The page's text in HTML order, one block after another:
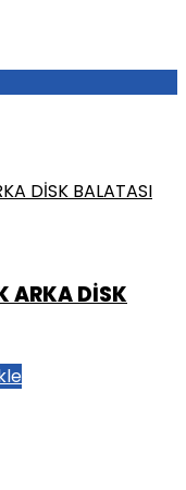
ARKA DİSK